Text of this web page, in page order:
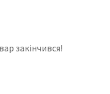
закінчився!